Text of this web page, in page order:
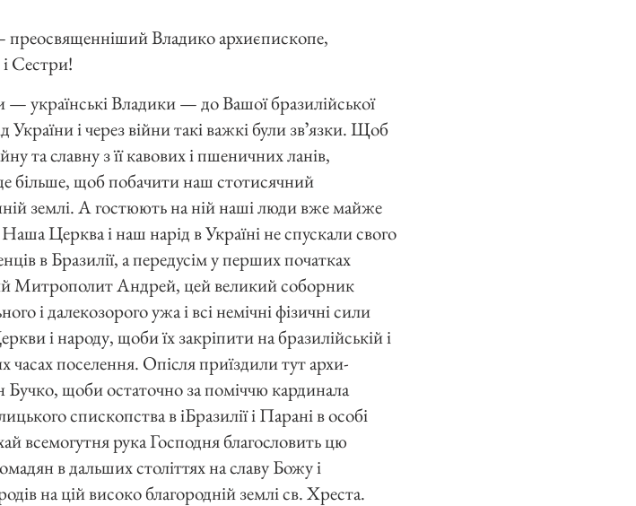
преосвященніший Владико архиєпископе,
Сестри!
українські Владики — до Вашої бразилійської
і через війни такі важкі були звʼязки. Щоб
та славну з її кавових і пшеничних ланів,
більше, щоб побачити наш стотисячний
землі. А гостюють на ній наші люди вже майже
Церква і наш нарід в Україні не спускали свого
в Бразилії, а передусім у перших початках
Митрополит Андрей, цей великий соборник
і далекозорого ужа і всі немічні фізичні сили
і народу, щоби їх закріпити на бразилійській і
часах поселення. Опісля приїздили тут архи-
щоби остаточно за поміччю кардинала
спископства в іБразилії і Парані в особі
рука Господня благословить цю
в дальших століттях на славу Божу і
на цій високо благородній землі св. Хреста.